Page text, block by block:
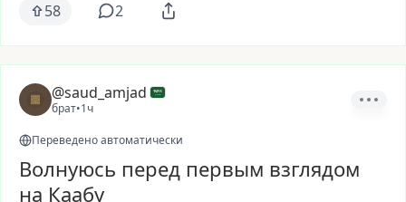
58 2
@saud_amjad
брат•1ч
Переведено автоматически
Волнуюсь перед первым взглядом
на Каабу